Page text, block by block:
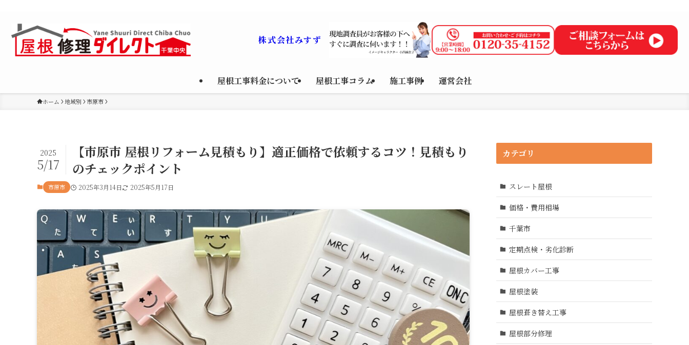
屋根工事料金について 屋根工事コラム 施工事例 運営会社
株式会社みすず
ホーム 地域別 市原市
【市原市 屋根リフォーム見積もり】適正価格で依頼するコツ！見積もり
のチェックポイント
2025
5/17
市原市 2025年3月14日 2025年5月17日
カテゴリ
スレート屋根
価格・費用相場
千葉市
定期点検・劣化診断
屋根カバー工事
屋根塗装
屋根葺き替え工事
屋根部分修理